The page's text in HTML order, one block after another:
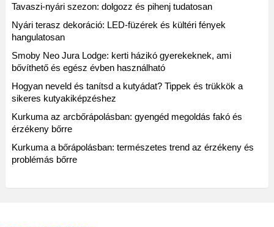
Tavaszi-nyári szezon: dolgozz és pihenj tudatosan
Nyári terasz dekoráció: LED-füzérek és kültéri fények
hangulatosan
Smoby Neo Jura Lodge: kerti házikó gyerekeknek, ami
bővíthető és egész évben használható
Hogyan neveld és tanítsd a kutyádat? Tippek és trükkök a
sikeres kutyakiképzéshez
Kurkuma az arcbőrápolásban: gyengéd megoldás fakó és
érzékeny bőrre
Kurkuma a bőrápolásban: természetes trend az érzékeny és
problémás bőrre